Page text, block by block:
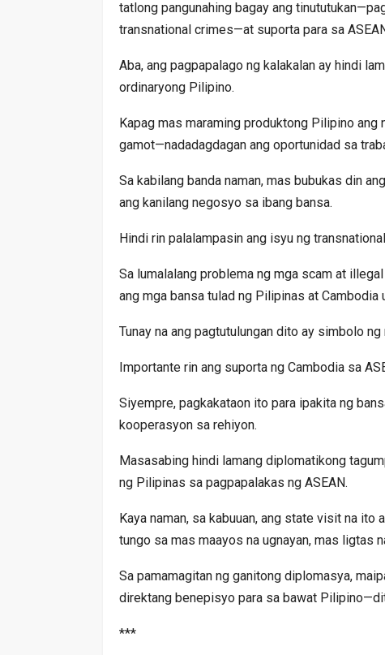
tatlong pangunahing bagay ang
transnational crimes—at suporta para sa
Aba, ang pagpapalago ng kalakalan ay hindi
ordinaryong Pilipino.
Kapag mas maraming produktong Pilipino
gamot—nadadagdagan ang oportunidad sa
Sa kabilang banda naman, mas bubukas din
ang kanilang negosyo sa ibang bansa.
Hindi rin palalampasin ang isyu ng
Sa lumalalang problema ng mga scam at
ang mga bansa tulad ng Pilipinas at Cambodia
Tunay na ang pagtutulungan dito ay simbolo
Importante rin ang suporta ng Cambodia sa
Siyempre, pagkakataon ito para ipakita ng
kooperasyon sa rehiyon.
Masasabing hindi lamang diplomatikong
ng Pilipinas sa pagpapalakas ng ASEAN.
Kaya naman, sa kabuuan, ang state visit na
tungo sa mas maayos na ugnayan, mas ligtas
Sa pamamagitan ng ganitong diplomasya,
direktang benepisyo para sa bawat
***